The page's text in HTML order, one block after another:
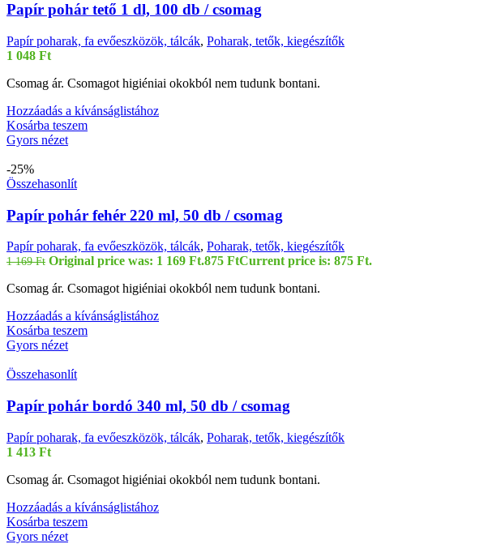
Papír pohár tető 1 dl, 100 db / csomag
Papír poharak, fa evőeszközök, tálcák, Poharak, tetők, kiegészítők
1 048 Ft
Csomag ár. Csomagot higiéniai okokból nem tudunk bontani.
Hozzáadás a kívánságlistához
Kosárba teszem
Gyors nézet
-25%
Összehasonlít
Papír pohár fehér 220 ml, 50 db / csomag
Papír poharak, fa evőeszközök, tálcák, Poharak, tetők, kiegészítők
1 169Ft Original price was: 1 169 Ft.875 FtCurrent price is: 875 Ft.
Csomag ár. Csomagot higiéniai okokból nem tudunk bontani.
Hozzáadás a kívánságlistához
Kosárba teszem
Gyors nézet
Összehasonlít
Papír pohár bordó 340 ml, 50 db / csomag
Papír poharak, fa evőeszközök, tálcák, Poharak, tetők, kiegészítők
1 413 Ft
Csomag ár. Csomagot higiéniai okokból nem tudunk bontani.
Hozzáadás a kívánságlistához
Kosárba teszem
Gyors nézet